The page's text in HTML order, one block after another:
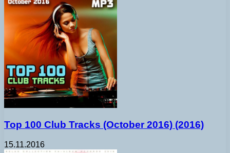
Top 100 Club Tracks (October 2016) (2016)
15.11.2016